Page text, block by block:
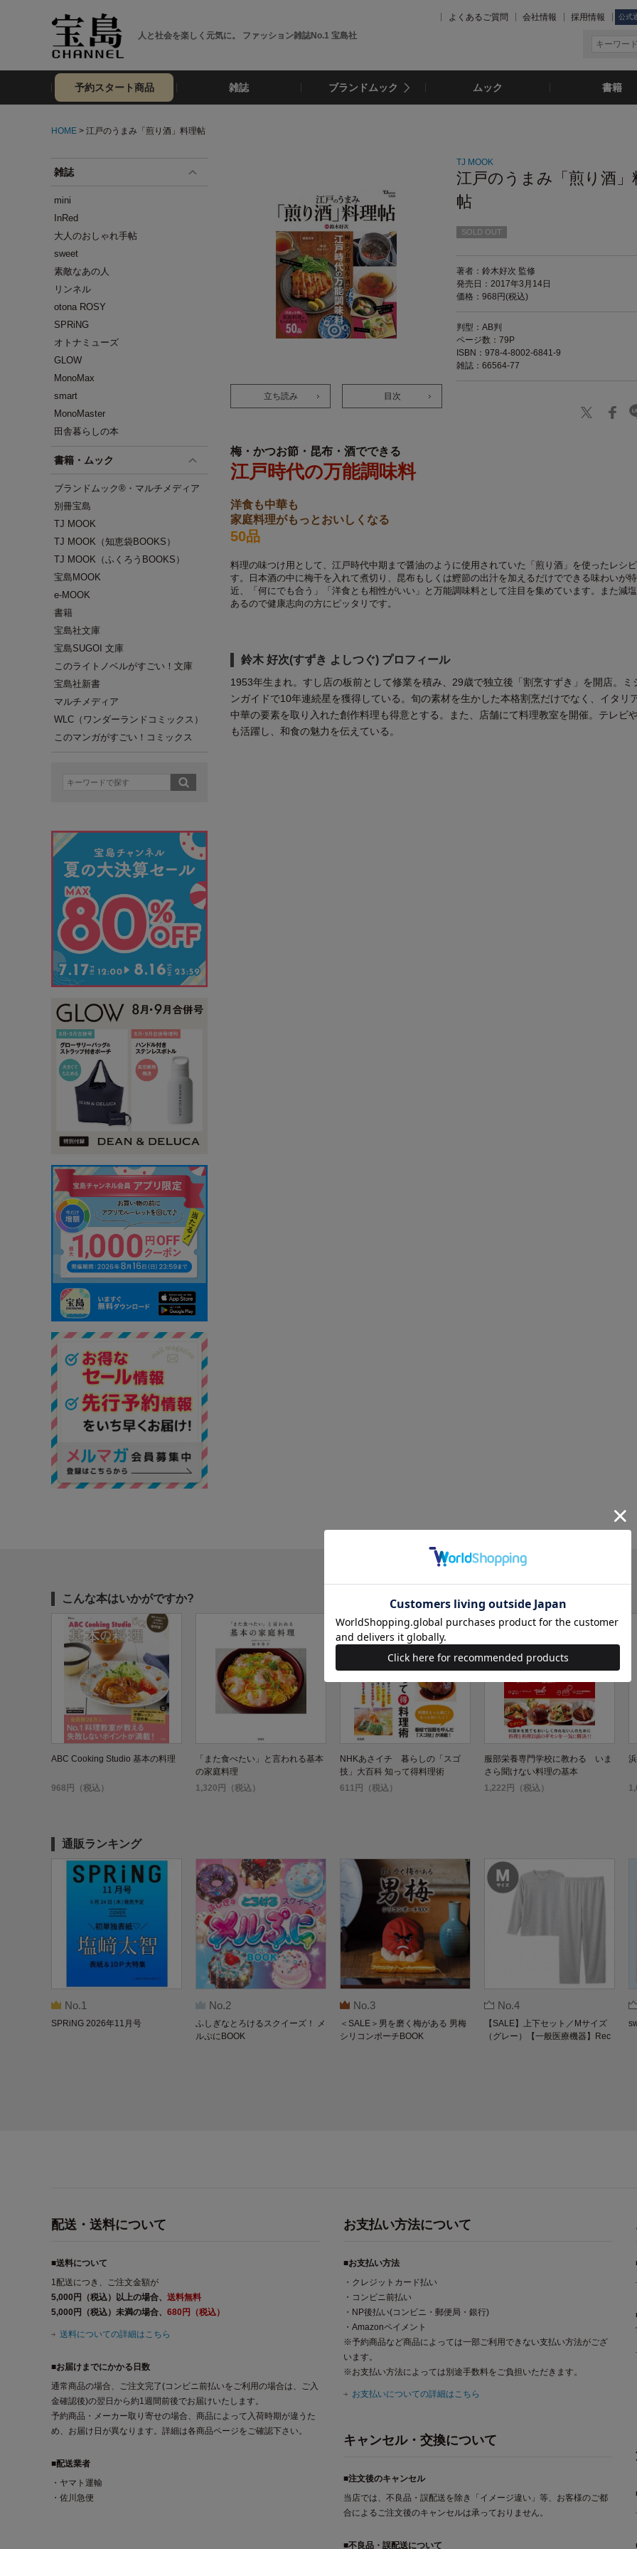
人と社会を楽しく元気に。 ファッション雑誌No.1 宝島社
よくあるご質問 会社情報 採用情報 公式
予約スタート商品 雑誌 ブランドムック ムック 書籍
HOME > 江戸のうまみ「煎り酒」料理帖
雑誌
mini
InRed
大人のおしゃれ手帖
sweet
素敵なあの人
リンネル
otona ROSY
SPRiNG
オトナミューズ
GLOW
MonoMax
smart
MonoMaster
田舎暮らしの本
書籍・ムック
ブランドムック®・マルチメディア
別冊宝島
TJ MOOK
TJ MOOK（知恵袋BOOKS）
TJ MOOK（ふくろうBOOKS）
宝島MOOK
e-MOOK
書籍
宝島社文庫
宝島SUGOI 文庫
このライトノベルがすごい！文庫
宝島社新書
マルチメディア
WLC（ワンダーランドコミックス）
このマンガがすごい！コミックス
立ち読み 目次
TJ MOOK
江戸のうまみ「煎り酒」
帖
SOLD OUT
著者：鈴木好次 監修
発売日：2017年3月14日
価格：968円(税込)
判型：AB判
ページ数：79P
ISBN：978-4-8002-6841-9
雑誌：66564-77
梅・かつお節・昆布・酒でできる
江戸時代の万能調味料
洋食も中華も
家庭料理がもっとおいしくなる
50品
料理の味つけ用として、江戸時代中期まで醤油のように使用されていた「煎り酒」を使ったレシ
す。日本酒の中に梅干を入れて煮切り、昆布もしくは鰹節の出汁を加えるだけでできる味わいが
近、「何にでも合う」「洋食とも相性がいい」と万能調味料として注目を集めています。また減
あるので健康志向の方にピッタリです。
鈴木 好次(すずき よしつぐ) プロフィール
1953年生まれ。すし店の板前として修業を積み、29歳で独立後「割烹すずき」を開店。ミ
ンガイドで10年連続星を獲得している。旬の素材を生かした本格割烹だけでなく、イタリ
中華の要素を取り入れた創作料理も得意とする。また、店舗にて料理教室を開催。テレビ
も活躍し、和食の魅力を伝えている。
こんな本はいかがですか?
ABC Cooking Studio 基本の料理
968円（税込）
「また食べたい」と言われる基本
の家庭料理
1,320円（税込）
NHKあさイチ 暮らしの「スゴ
技」大百科 知って得料理術
611円（税込）
服部栄養専門学校に教わる いま
さら聞けない料理の基本
1,222円（税込）
通販ランキング
No.1
SPRiNG 2026年11月号
No.2
ふしぎなとろけるスクイーズ！ メ
ルぷにBOOK
No.3
＜SALE＞男を磨く梅がある 男梅
シリコンポーチBOOK
No.4
【SALE】上下セット／Mサイズ
（グレー）【一般医療機器】Rec
配送・送料について
■送料について
1配送につき、ご注文金額が
5,000円（税込）以上の場合、 送料無料
5,000円（税込）未満の場合、 680円（税込）
送料についての詳細はこちら
■お届けまでにかかる日数
通常商品の場合、ご注文完了(コンビニ前払いをご利用の場合は、ご入
金確認後)の翌日から約1週間前後でお届けいたします。
予約商品・メーカー取り寄せの場合、商品によって入荷時期が違うた
め、お届け日が異なります。詳細は各商品ページをご確認下さい。
■配送業者
・ヤマト運輸
・佐川急便
お支払い方法について
■お支払い方法
・クレジットカード払い
・コンビニ前払い
・NP後払い(コンビニ・郵便局・銀行)
・Amazonペイメント
※予約商品など商品によっては一部ご利用できない支払い方法がござ
います。
※お支払い方法によっては別途手数料をご負担いただきます。
お支払いについての詳細はこちら
キャンセル・交換について
■注文後のキャンセル
当店では、不良品・誤配送を除き「イメージ違い」等、お客様のご都
合によるご注文後のキャンセルは承っておりません。
■不良品・誤配送について